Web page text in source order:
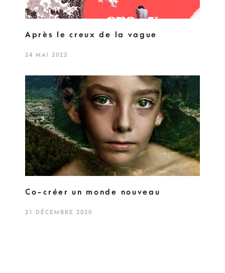
Après le creux de la vague
24 MAI 2022
Co-créer un monde nouveau
21 DÉCEMBRE 2020